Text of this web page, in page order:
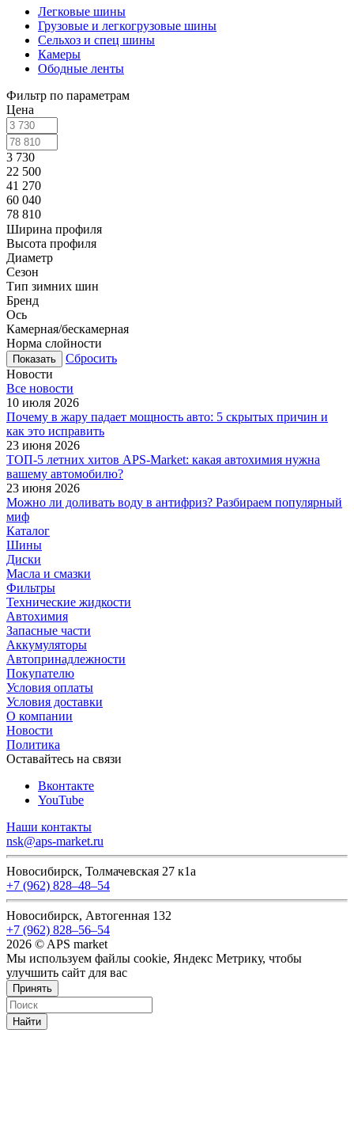
Легковые шины
Грузовые и легкогрузовые шины
Сельхоз и спец шины
Камеры
Ободные ленты
Фильтр по параметрам
Цена
3 730
22 500
41 270
60 040
78 810
Ширина профиля
Высота профиля
Диаметр
Сезон
Тип зимних шин
Бренд
Ось
Камерная/бескамерная
Норма слойности
Сбросить
Новости
Все новости
10 июля 2026
Почему в жару падает мощность авто: 5 скрытых причин и
как это исправить
23 июня 2026
ТОП-5 летних хитов APS-Market: какая автохимия нужна
вашему автомобилю?
23 июня 2026
Можно ли доливать воду в антифриз? Разбираем популярный
миф
Каталог
Шины
Диски
Масла и смазки
Фильтры
Технические жидкости
Автохимия
Запасные части
Аккумуляторы
Автопринадлежности
Покупателю
Условия оплаты
Условия доставки
О компании
Новости
Политика
Оставайтесь на связи
Вконтакте
YouTube
Наши контакты
nsk@aps-market.ru
Новосибирск, Толмачевская 27 к1а
+7 (962) 828‒48‒54
Новосибирск, Автогенная 132
+7 (962) 828‒56‒54
2026 © APS market
Мы используем файлы cookie, Яндекс Метрику, чтобы
улучшить сайт для вас
Принять
Найти